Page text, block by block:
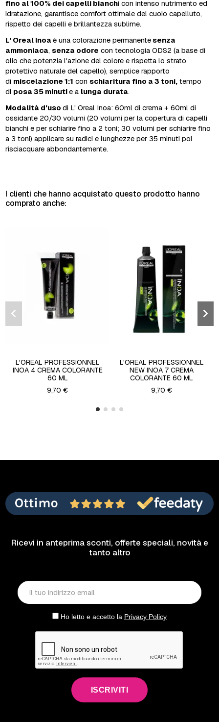
fino al 100% dei capelli bianchi con intenso nutrimento ed
idratazione, garantisce comfort ottimale del cuoio capelluto,
rispetto dei capelli e brillantezza sublime.
L' Oreal Inoaè una colorazione permanentesenza
ammoniaca,senza odore con tecnologia ODS2 (a base di
olio che potenzia l'azione del colore e rispetta lo strato
protettivo naturale del capello), semplice rapporto
di miscelazione 1:1 conschiaritura fino a 3 toni, tempo
di posa 35 minutie a lunga durata.
Modalità d'usodi L' Oreal Inoa: 60ml di crema + 60ml di
ossidante 20/30 volumi (20 volumi per la copertura di capelli
bianchi e per schiarire fino a 2 toni; 30 volumi per schiarire fino
a 3 toni) applicare su radici e lunghezze per 35 minuti poi
risciacquare abbondantemente.
I clienti che hanno acquistato questo prodotto hanno
comprato anche:
L'OREAL PROFESSIONNEL
INOA 4 CREMA COLORANTE
60 ML
9,70 €
L'OREAL PROFESSIONNEL
NEW INOA 7 CREMA
COLORANTE 60 ML
9,70 €
Ricevi in anteprima sconti, offerte speciali, novità e
tanto altro
Ho letto e accetto la Privacy Policy
ISCRIVITI